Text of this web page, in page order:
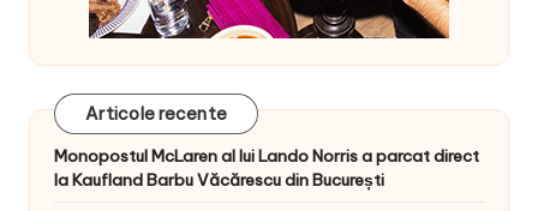
Articole recente
Monopostul McLaren al lui Lando Norris a parcat direct
la Kaufland Barbu Văcărescu din București